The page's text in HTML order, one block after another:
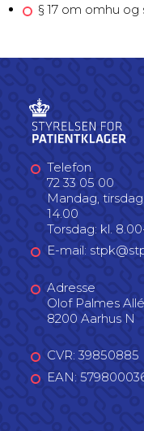
§ 17 om omhu
Telefon
72 33 05 00
Mandag,
14.00
Torsdag: kl.
E-mail:
Adresse
Olof Palmes
8200 Aarhus N
CVR: 39850885
EAN: